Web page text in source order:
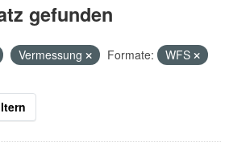
gefunden
Vermessung Formate:
WFS